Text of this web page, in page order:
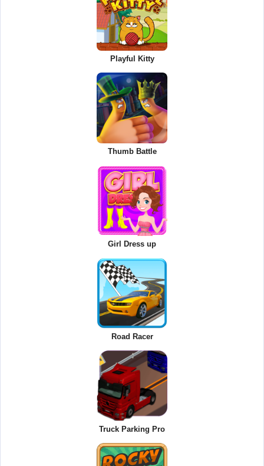
Playful Kitty
Thumb Battle
Girl Dress up
Road Racer
Truck Parking Pro